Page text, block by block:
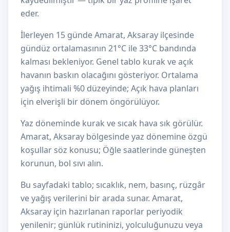
eder.
İlerleyen 15 günde Amarat, Aksaray ilçesinde
gündüz ortalamasının 21°C ile 33°C bandında
kalması bekleniyor. Genel tablo kurak ve açık
havanın baskın olacağını gösteriyor. Ortalama
yağış ihtimali %0 düzeyinde; Açık hava planları
için elverişli bir dönem öngörülüyor.
Yaz döneminde kurak ve sıcak hava sık görülür.
Amarat, Aksaray bölgesinde yaz dönemine özgü
koşullar söz konusu; Öğle saatlerinde güneşten
korunun, bol sıvı alın.
Bu sayfadaki tablo; sıcaklık, nem, basınç, rüzgâr
ve yağış verilerini bir arada sunar. Amarat,
Aksaray için hazırlanan raporlar periyodik
yenilenir; günlük rutininizi, yolculuğunuzu veya